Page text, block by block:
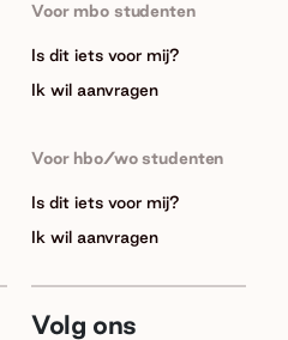
Voor mbo studenten
Is dit iets voor mij?
Ik wil aanvragen
Voor hbo/wo studenten
Is dit iets voor mij?
Ik wil aanvragen
Volg ons